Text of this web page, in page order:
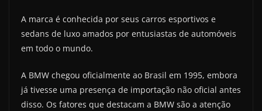
A marca é conhecida por seus carros esportivos e
sedans de luxo amados por entusiastas de automóveis
em todo o mundo.
A BMW chegou oficialmente ao Brasil em 1995, embora
já tivesse uma presença de importação não oficial antes
disso. Os fatores que destacam a BMW são a atenção